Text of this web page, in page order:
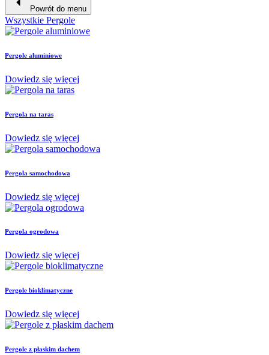
Powrót do menu
Wszystkie Pergole
Pergole aluminiowe
Dowiedz się więcej
Pergola na taras
Dowiedz się więcej
Pergola samochodowa
Dowiedz się więcej
Pergola ogrodowa
Dowiedz się więcej
Pergole bioklimatyczne
Dowiedz się więcej
Pergole z płaskim dachem